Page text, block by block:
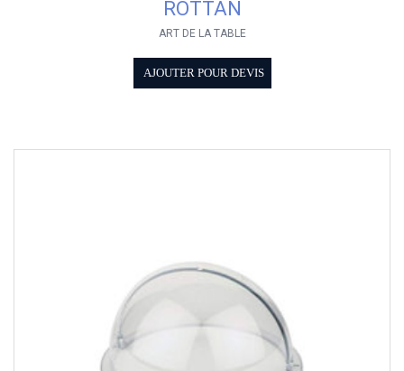
ROTTAN
ART DE LA TABLE
AJOUTER POUR DEVIS